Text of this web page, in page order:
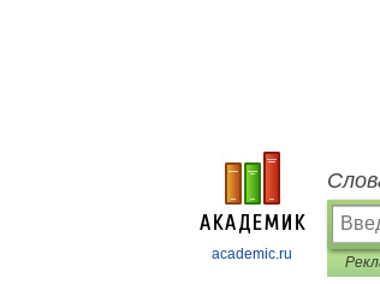
academic.ru